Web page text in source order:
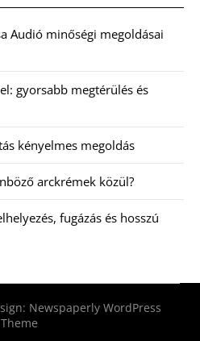
Audió minőségi megoldásai
gyorsabb megtérülés és
kényelmes megoldás
arckrémek közül?
fugázás és hosszú
Newspaperly WordPress
Theme